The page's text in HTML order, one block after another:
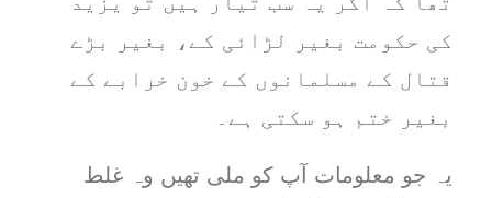
کی حکومت بغیر لڑائی کے، بغیر بڑے
قتال کے مسلمانوں کے خون خرابے کے
بغیر ختم ہو سکتی ہے۔
یہ جو معلومات آپ کو ملی تھیں وہ غلط